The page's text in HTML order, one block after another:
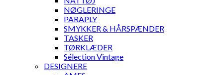
NØGLERINGE
PARAPLY
SMYKKER & HÅRSPÆNDER
TASKER
TØRKLÆDER
Sélection Vintage
DESIGNERE